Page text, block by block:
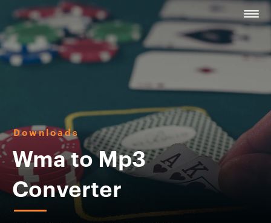
Downloads
Wma to Mp3
Converter